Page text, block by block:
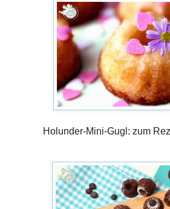
Holunder-Mini-Gugl: zum